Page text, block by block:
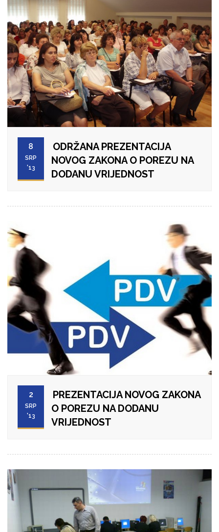
8
SRP
'13
ODRŽANA PREZENTACIJA
NOVOG ZAKONA O POREZU NA
DODANU VRIJEDNOST
2
SRP
'13
PREZENTACIJA NOVOG ZAKONA
O POREZU NA DODANU
VRIJEDNOST